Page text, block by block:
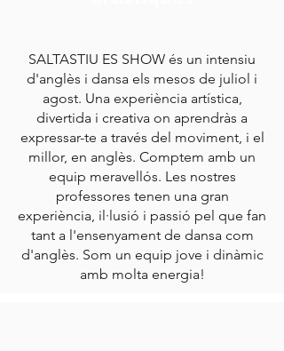
SALTASTIU ES SHOW és un intensiu
d'anglès i dansa els mesos de juliol i
agost. Una experiència artística,
divertida i creativa on aprendràs a
expressar-te a través del moviment, i el
millor, en anglès. Comptem amb un
equip meravellós. Les nostres
professores tenen una gran
experiència, il·lusió i passió pel que fan
tant a l'ensenyament de dansa com
d'anglès. Som un equip jove i dinàmic
amb molta energia!